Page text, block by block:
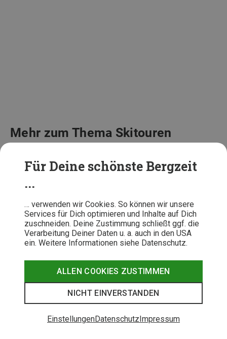
Für Deine schönste Bergzeit
...
… verwenden wir Cookies. So können wir unsere
Services für Dich optimieren und Inhalte auf Dich
zuschneiden. Deine Zustimmung schließt ggf. die
Verarbeitung Deiner Daten u. a. auch in den USA
ein. Weitere Informationen siehe Datenschutz.
ALLEN COOKIES ZUSTIMMEN
NICHT EINVERSTANDEN
EinstellungenDatenschutzImpressum
Mehr zum Thema Skitouren
3 Skitouren ab München: Mit Bus & Bahn in die
Skitouren richtig planen: 7 Tipps vom Experten
Unsere Tourentipps: 4 Lieblingsskitouren der
Bergzeit Mitarbeiter
Skitourenbekleidung: Richtig anziehen auf Skitour
Yoga für Skitourengeher: 7 Asanas zum Mitmachen
Ski am Rucksack befestigen – aber richtig